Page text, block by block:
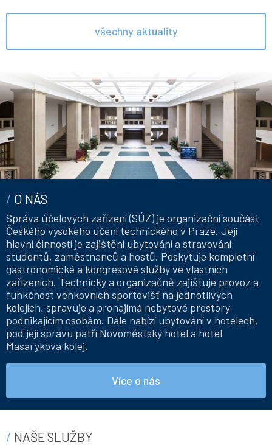
všechny aktuality
O NÁS
Správa účelových zařízení (SÚZ) je organizační součást
Českého vysokého učení technického v Praze. Její
hlavní činností je zajištění ubytování a stravování
studentů, zaměstnanců a hostů. Poskytuje kompletní
gastronomické a kongresové služby ve vlastních
zařízeních. Technicky a organizačně zajištuje provoz a
funkčnost venkovních sportovišť na jednotlivých
kolejích, spravuje a pronajímá nebytové prostory
podnikajícím osobám. Dále nabízí ubytování v hotelech,
pod její správu patří Novoměstský hotel a hotel
Masarykova kolej.
Více o nás
NAŠE SLUŽBY